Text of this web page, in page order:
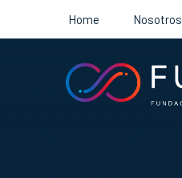
Home Nosotros
Fundación